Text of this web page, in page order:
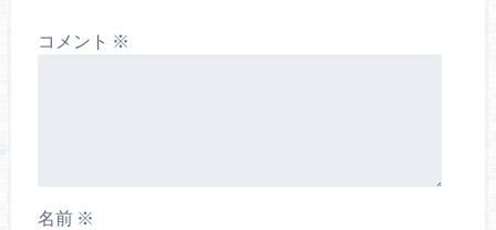
コメント ※
名前 ※